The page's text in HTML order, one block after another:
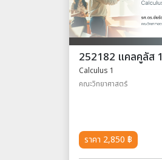
252182 แคลคูลัส 1
Calculus 1
คณะวิทยาศาสตร์
ราคา 2,850 ฿